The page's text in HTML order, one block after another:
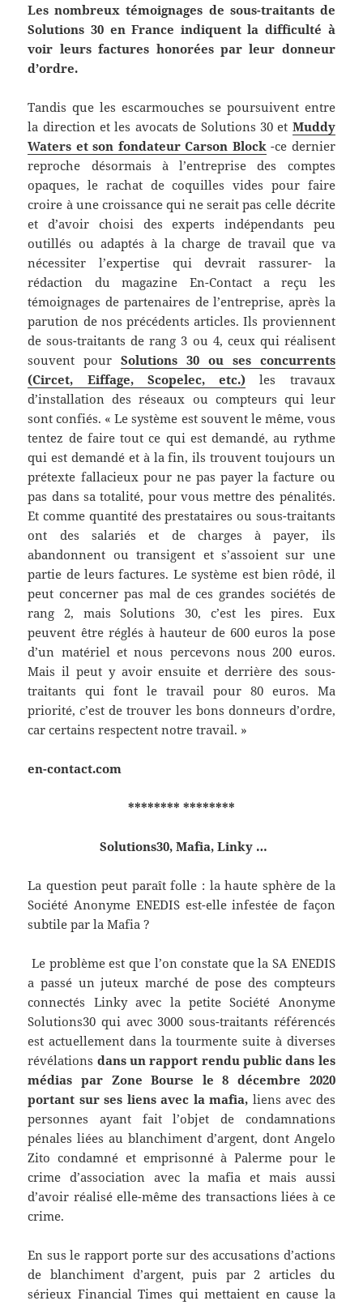
Les nombreux témoignages de sous-traitants de
Solutions 30 en France indiquent la difficulté à
voir leurs factures honorées par leur donneur
d’ordre.
Tandis que les escarmouches se poursuivent entre
la direction et les avocats de Solutions 30 et Muddy
Waters et son fondateur Carson Block-ce dernier
reproche désormais à l’entreprise des comptes
opaques, le rachat de coquilles vides pour faire
croire à une croissance qui ne serait pas celle décrite
et d’avoir choisi des experts indépendants peu
outillés ou adaptés à la charge de travail que va
nécessiter l’expertise qui devrait rassurer- la
rédaction du magazine En-Contact a reçu les
témoignages de partenaires de l’entreprise, après la
parution de nos précédents articles. Ils proviennent
de sous-traitants de rang 3 ou 4, ceux qui réalisent
souvent pourSolutions 30 ou ses concurrents
(Circet, Eiffage, Scopelec, etc.) les travaux
d’installation des réseaux ou compteurs qui leur
sont confiés. « Le système est souvent le même, vous
tentez de faire tout ce qui est demandé, au rythme
qui est demandé et à la fin, ils trouvent toujours un
prétexte fallacieux pour ne pas payer la facture ou
pas dans sa totalité, pour vous mettre des pénalités.
Et comme quantité des prestataires ou sous-traitants
ont des salariés et de charges à payer, ils
abandonnent ou transigent et s’assoient sur une
partie de leurs factures. Le système est bien rôdé, il
peut concerner pas mal de ces grandes sociétés de
rang 2, mais Solutions 30, c’est les pires. Eux
peuvent être réglés à hauteur de 600 euros la pose
d’un matériel et nous percevons nous 200 euros.
Mais il peut y avoir ensuite et derrière des sous-
traitants qui font le travail pour 80 euros. Ma
priorité, c’est de trouver les bons donneurs d’ordre,
car certains respectent notre travail. »
en-contact.com
******** ********
Solutions30, Mafia, Linky …
La question peut paraît folle : la haute sphère de la
Société Anonyme ENEDIS est-elle infestée de façon
subtile par la Mafia ?
Le problème est que l’on constate que la SA ENEDIS
a passé un juteux marché de pose des compteurs
connectés Linky avec la petite Société Anonyme
Solutions30 qui avec 3000 sous-traitants référencés
est actuellement dans la tourmente suite à diverses
révélations dans un rapport rendu public dans les
médias par Zone Bourse le 8 décembre 2020
portant sur ses liens avec la mafia, liens avec des
personnes ayant fait l’objet de condamnations
pénales liées au blanchiment d’argent, dont Angelo
Zito condamné et emprisonné à Palerme pour le
crime d’association avec la mafia et mais aussi
d’avoir réalisé elle-même des transactions liées à ce
crime.
En sus le rapport porte sur des accusations d’actions
de blanchiment d’argent, puis par 2 articles du
sérieux Financial Times qui mettaient en cause la